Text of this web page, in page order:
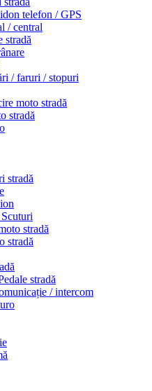
telefon / GPS
/ central
stradă
/ faruri / stopuri
moto stradă
stradă
stradă
stradă
stradă
stradă
/ intercom